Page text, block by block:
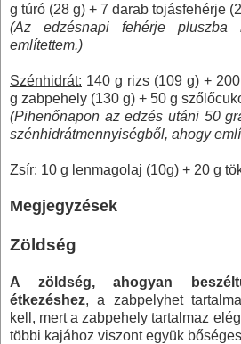
g túró (28 g) + 7 darab tojásfehérje
(Az edzésnapi fehérje pluszba
említettem.)
Szénhidrát: 140 g rizs (109 g) +
g zabpehely (130 g) + 50 g
(Pihenőnapon az edzés utáni 50
szénhidrátmennyiségből, ahogy
Zsír: 10 g lenmagolaj (10g) + 20 g
Megjegyzések
Zöldség
A zöldség, ahogyan
étkezéshez, a zabpelyhet
kell, mert a zabpehely tartalmaz
többi kajához viszont együk